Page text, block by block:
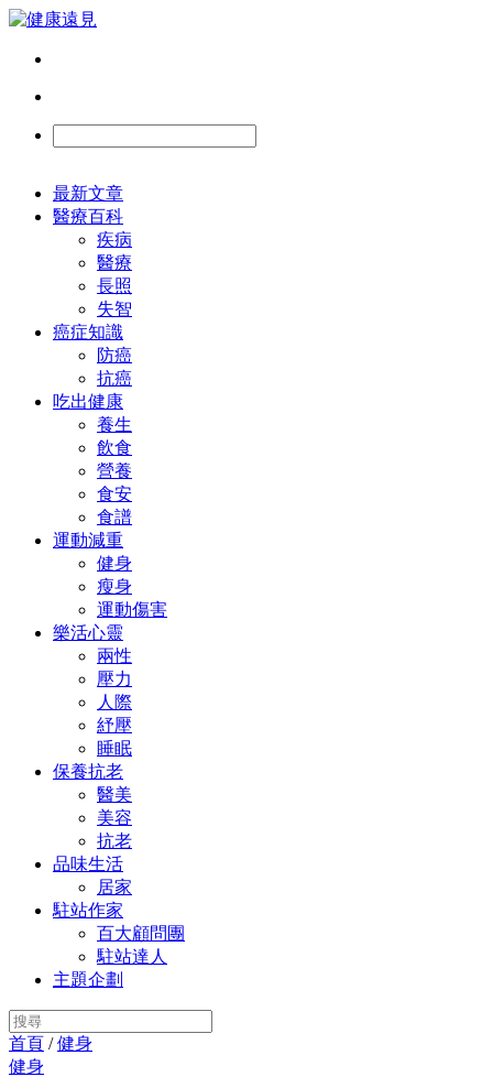
最新文章
醫療百科
疾病
醫療
長照
失智
癌症知識
防癌
抗癌
吃出健康
養生
飲食
營養
食安
食譜
運動減重
健身
瘦身
運動傷害
樂活心靈
兩性
壓力
人際
紓壓
睡眠
保養抗老
醫美
美容
抗老
品味生活
居家
駐站作家
百大顧問團
駐站達人
主題企劃
首頁 /健身
健身